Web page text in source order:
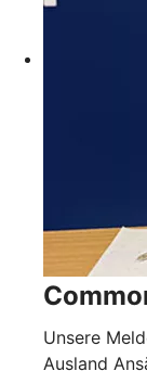
Unsere
Ausland